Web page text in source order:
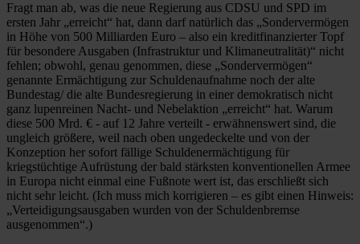
Fragt man ab, was die neue Regierung aus CDSU und SPD im
ersten Jahr „erreicht“ hat, dann darf natürlich das „Sondervermögen
in Höhe von 500 Milliarden Euro – also ein kreditfinanzierter Topf
für besondere Ausgaben (Infrastruktur und Klimaneutralität)“ nicht
fehlen; obwohl, genau genommen, diese „Sondervermögen“
genannte Ermächtigung zur Schuldenaufnahme noch der alte
Bundestag/ die alte Bundesregierung in einer demokratisch nicht
ganz lupenreinen Nacht- und Nebelaktion „erreicht“ hat. Warum
diese 500 Mrd. € - auf 12 Jahre verteilt - erwähnenswert sind, die
ungleich größere, weil nach oben ungedeckelte und von der
Konzeption her sofort fällige Schuldenermächtigung für
kriegstüchtige Aufrüstung der bald stärksten konventionellen Armee
in Europa nicht einmal eine Fußnote wert ist, das erschließt sich
nicht sehr leicht. (Ich muss mich korrigieren – es gibt einen Hinweis:
„Verteidigungsausgaben wurden von der Schuldenbremse
ausgenommen“.)